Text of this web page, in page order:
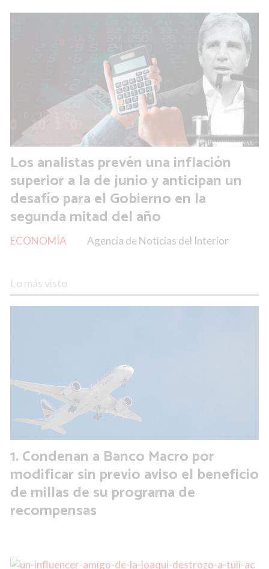
Los analistas prevén una inflación
superior a la de junio y anticipan un
desafío para el Gobierno en la
segunda mitad del año
Agencia de Noticias del Interior
ECONOMÍA
Lo más visto
Condenan a Banco Macro por
modificar sin previo aviso el beneficio
de millas de su programa de
recompensas